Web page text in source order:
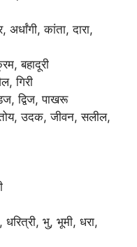
कांता, दारा,
बहादूरी
गिरी
द्विज, पाखरू
उदक, जीवन, सलील,
भु, भूमी, धरा,